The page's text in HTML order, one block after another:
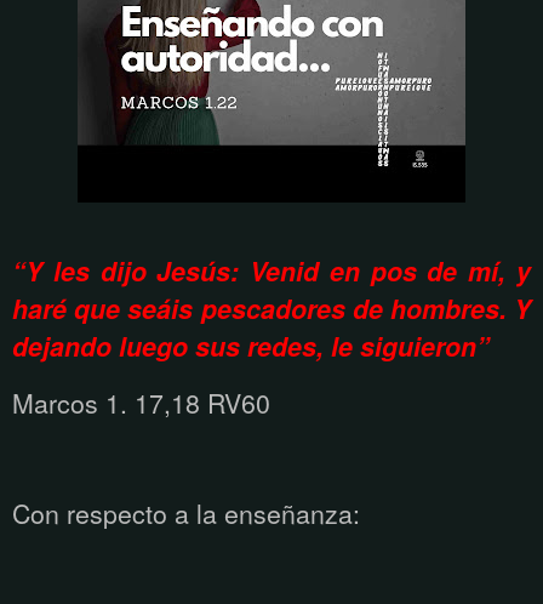
“Y les dijo Jesús: Venid en pos de mí, y
haré que seáis pescadores de hombres. Y
dejando luego sus redes, le siguieron”
Marcos 1. 17,18 RV60
Con respecto a la enseñanza: